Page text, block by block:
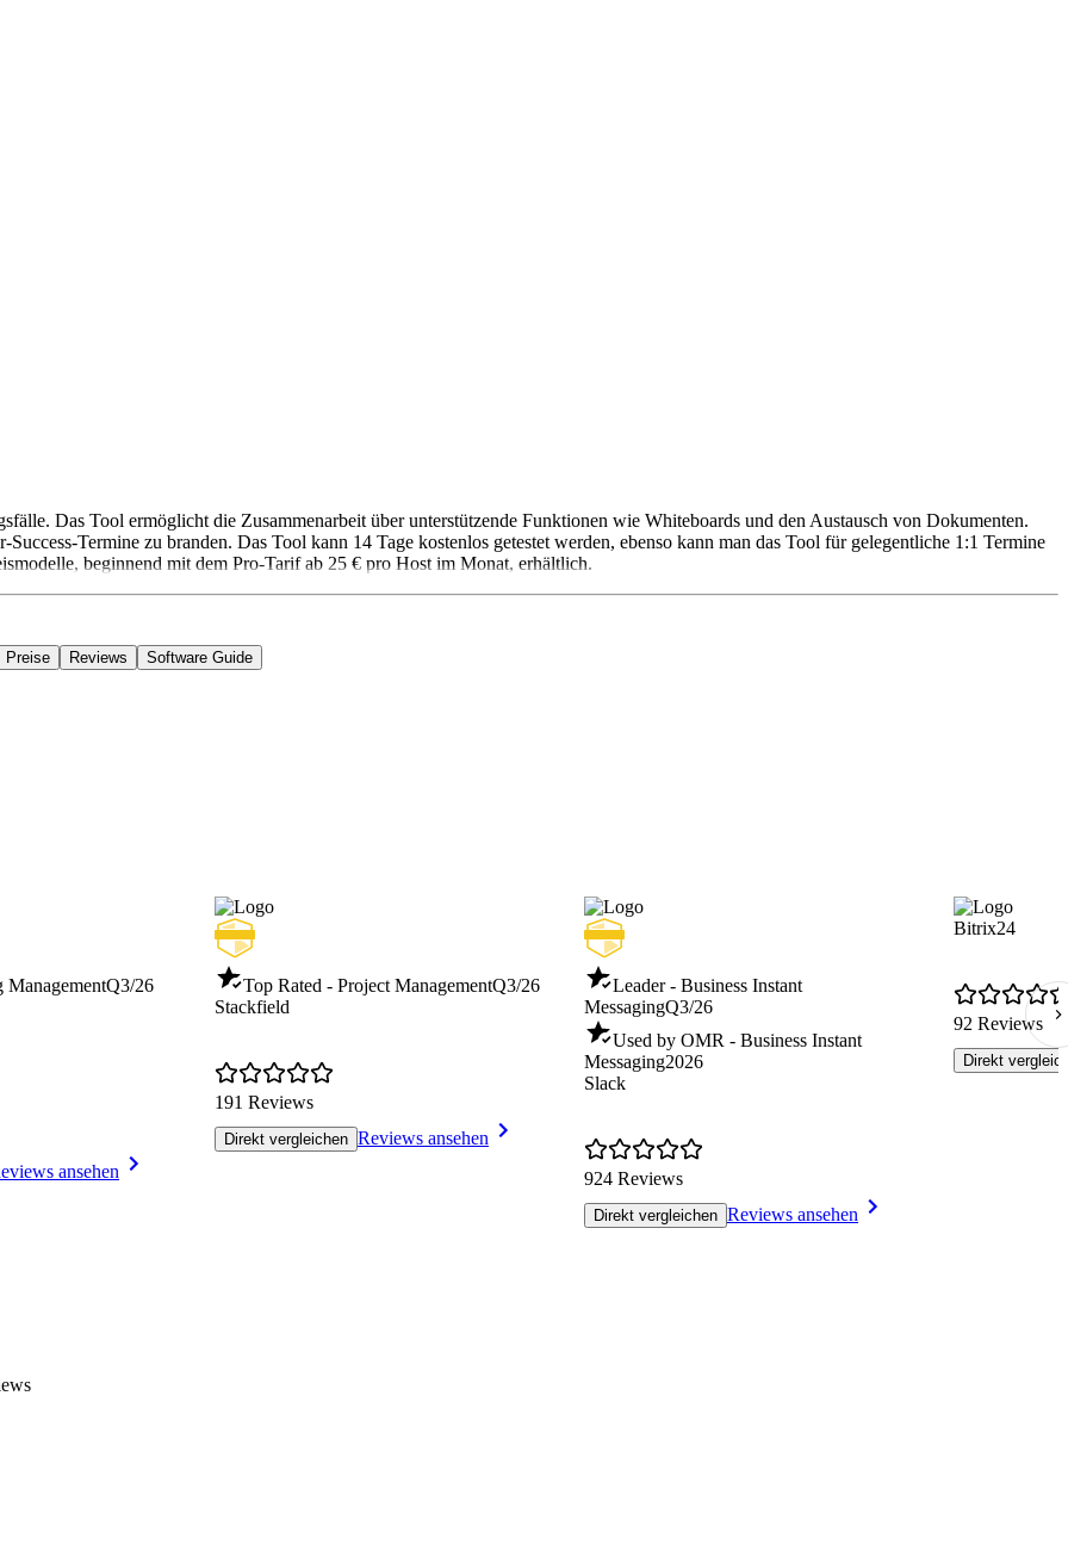
Das Tool ermöglicht die Zusammenarbeit über unterstützende Funktionen wie Whiteboards und den Austausch von Dokumenten.
Termine zu branden. Das Tool kann 14 Tage kostenlos getestet werden, ebenso kann man das Tool für gelegentliche 1:1 Termine
beginnend mit dem Pro-Tarif ab 25 € pro Host im Monat, erhältlich.
Preise Reviews Software Guide
ManagementQ3/26
ansehen
Top Rated - Project ManagementQ3/26
Stackfield
191 Reviews
Direkt vergleichen Reviews ansehen
Leader - Business Instant
MessagingQ3/26
Used by OMR - Business Instant
Messaging2026
Slack
924 Reviews
Direkt vergleichen Reviews ansehen
Bitrix24
92 Reviews
Direkt